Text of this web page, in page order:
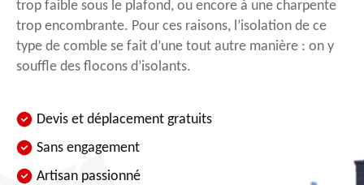
trop faible sous le plafond, ou encore à une charpente
trop encombrante. Pour ces raisons, l’isolation de ce
type de comble se fait d’une tout autre manière : on y
souffle des flocons d’isolants.
Devis et déplacement gratuits
Sans engagement
Artisan passionné